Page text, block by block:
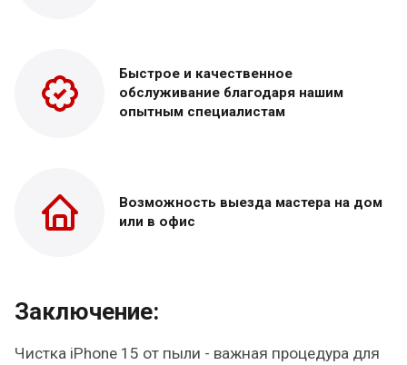
Быстрое и качественное
обслуживание благодаря нашим
опытным специалистам
Возможность выезда мастера на дом
или в офис
Заключение:
Чистка iPhone 15 от пыли - важная процедура для